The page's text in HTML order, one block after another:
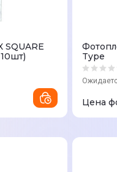
SQUARE
Type
Цена